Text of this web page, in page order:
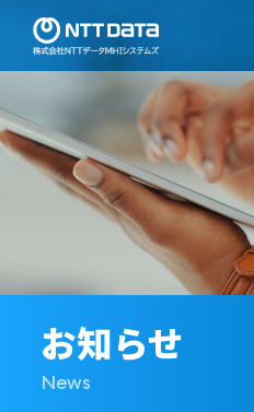
NTTデータMHIシステ
事業領域
ダイバーシティ
お知らせ
News